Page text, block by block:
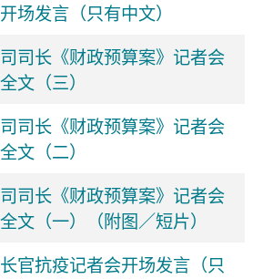
场发言（只有中文）
司长《财政预算案》记者会
文（三）
司长《财政预算案》记者会
文（二）
司长《财政预算案》记者会
文（一）（附图／短片）
官抗疫记者会开场发言（只